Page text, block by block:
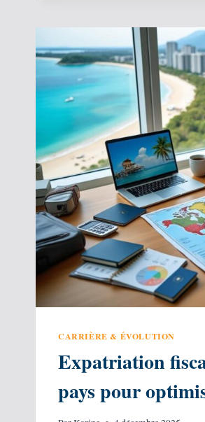
SOLUTIONS
CLÉS
EN
MAIN
POUR
TOUS
VOS
ÉVÉNEMENTS
CARRIÈRE & ÉVOLUTION
Expatriation
pays pour